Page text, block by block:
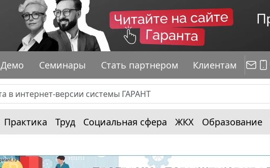
Демо Семинары Стать партнером Клиентам
Практика Труд Социальная сфера ЖКХ Образование